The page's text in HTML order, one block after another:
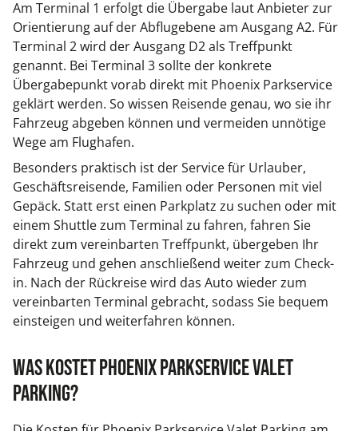
Am Terminal 1 erfolgt die Übergabe laut Anbieter zur
Orientierung auf der Abflugebene am Ausgang A2. Für
Terminal 2 wird der Ausgang D2 als Treffpunkt
genannt. Bei Terminal 3 sollte der konkrete
Übergabepunkt vorab direkt mit Phoenix Parkservice
geklärt werden. So wissen Reisende genau, wo sie ihr
Fahrzeug abgeben können und vermeiden unnötige
Wege am Flughafen.
Besonders praktisch ist der Service für Urlauber,
Geschäftsreisende, Familien oder Personen mit viel
Gepäck. Statt erst einen Parkplatz zu suchen oder mit
einem Shuttle zum Terminal zu fahren, fahren Sie
direkt zum vereinbarten Treffpunkt, übergeben Ihr
Fahrzeug und gehen anschließend weiter zum Check-
in. Nach der Rückreise wird das Auto wieder zum
vereinbarten Terminal gebracht, sodass Sie bequem
einsteigen und weiterfahren können.
Was kostet Phoenix Parkservice Valet
Parking?